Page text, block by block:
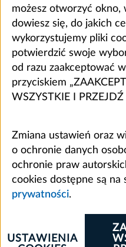
możesz otworzyć okno,
dowiesz się, do jakich
wykorzystujemy pliki
potwierdzić swoje
od razu zaakceptować
przyciskiem
WSZYSTKIE I PRZEJDŹ
Zmiana ustawień oraz
o ochronie danych
ochronie praw
cookies dostępne są na
prywatności.
USTAWIENIA